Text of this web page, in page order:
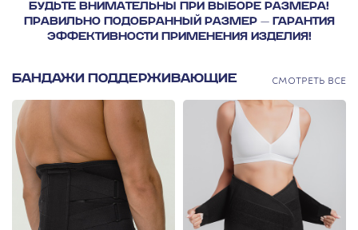
БУДЬТЕ ВНИМАТЕЛЬНЫ ПРИ ВЫБОРЕ РАЗМЕРА!
ПРАВИЛЬНО ПОДОБРАННЫЙ РАЗМЕР — ГАРАНТИЯ
ЭФФЕКТИВНОСТИ ПРИМЕНЕНИЯ ИЗДЕЛИЯ!
БАНДАЖИ ПОДДЕРЖИВАЮЩИЕ СМОТРЕТЬ ВСЕ